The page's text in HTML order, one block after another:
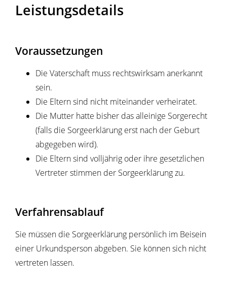
Leistungsdetails
Voraussetzungen
Die Vaterschaft muss rechtswirksam anerkannt
sein.
Die Eltern sind nicht miteinander verheiratet.
Die Mutter hatte bisher das alleinige Sorgerecht
(falls die Sorgeerklärung erst nach der Geburt
abgegeben wird).
Die Eltern sind volljährig oder ihre gesetzlichen
Vertreter stimmen der Sorgeerklärung zu.
Verfahrensablauf
Sie müssen die Sorgeerklärung persönlich im Beisein
einer Urkundsperson abgeben. Sie können sich nicht
vertreten lassen.